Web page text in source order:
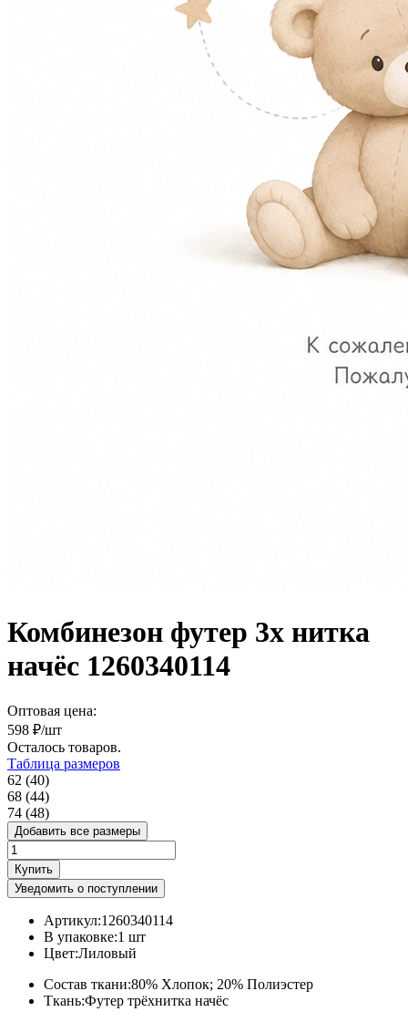
Комбинезон футер 3х нитка
начёс 1260340114
Оптовая цена:
598 ₽/шт
Осталось товаров.
Таблица размеров
62 (40)
68 (44)
74 (48)
Добавить все размеры
Купить
Уведомить о поступлении
Артикул:1260340114
В упаковке:1 шт
Цвет:Лиловый
Состав ткани:80% Хлопок; 20% Полиэстер
Ткань:Футер трёхнитка начёс